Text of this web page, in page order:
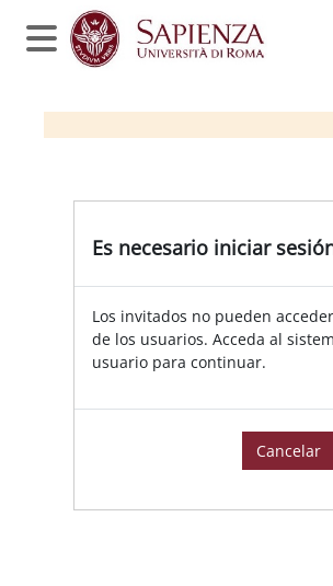
Salta al contenido principal
Panel lateral
Es necesario iniciar
Los invitados no pueden
de los usuarios. Acceda al
usuario para continuar.
Cancelar